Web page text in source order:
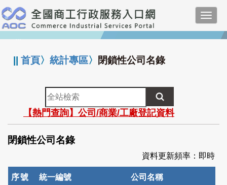
跳
到
主
要
:::
||首頁〉統計專區〉 閉鎖性公司名錄
全
站
檢
索
【熱門查詢】公司/商業/工廠登記資料
閉鎖性公司名錄
資料更新頻率：即時
序號 統一編號 公司名稱